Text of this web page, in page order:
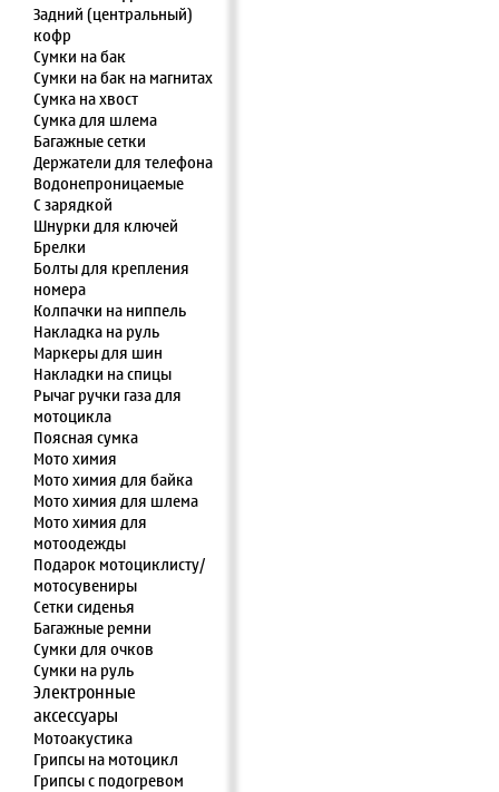
Задний (центральный)
кофр
Сумки на бак
Сумки на бак на магнитах
Сумка на хвост
Сумка для шлема
Багажные сетки
Держатели для телефона
Водонепроницаемые
С зарядкой
Шнурки для ключей
Брелки
Болты для крепления
номера
Колпачки на ниппель
Накладка на руль
Маркеры для шин
Накладки на спицы
Рычаг ручки газа для
мотоцикла
Поясная сумка
Мото химия
Мото химия для байка
Мото химия для шлема
Мото химия для
мотоодежды
Подарок мотоциклисту/
мотосувениры
Сетки сиденья
Багажные ремни
Сумки для очков
Сумки на руль
Электронные
аксессуары
Мотоакустика
Грипсы на мотоцикл
Грипсы с подогревом